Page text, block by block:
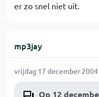
er zo snel niet uit.
mp3jay
vrijdag 17 december 2004
Op 12